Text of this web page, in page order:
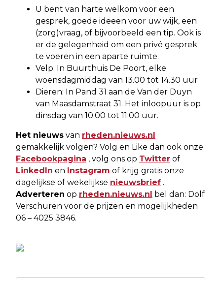
U bent van harte welkom voor een
gesprek, goede ideeën voor uw wijk, een
(zorg)vraag, of bijvoorbeeld een tip. Ook is
er de gelegenheid om een privé gesprek
te voeren in een aparte ruimte.
Velp: In Buurthuis De Poort, elke
woensdagmiddag van 13.00 tot 14.30 uur
Dieren: In Pand 31 aan de Van der Duyn
van Maasdamstraat 31. Het inloopuur is op
dinsdag van 10.00 tot 11.00 uur.
Het nieuws van rheden.nieuws.nl
gemakkelijk volgen? Volg en Like dan ook onze
Facebookpagina , volg ons op Twitter of
LinkedIn en Instagram of krijg gratis onze
dagelijkse of wekelijkse nieuwsbrief .
Adverteren op rheden.nieuws.nl bel dan: Dolf
Verschuren voor de prijzen en mogelijkheden
06 – 4025 3846.